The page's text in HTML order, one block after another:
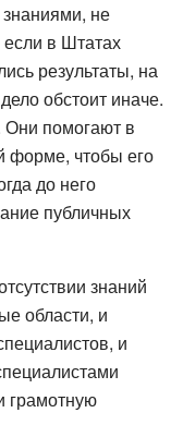
не
в Штатах
результаты, на
обстоит иначе.
Они помогают в
форме, чтобы его
до него
публичных
знаний
области, и
и
грамотную